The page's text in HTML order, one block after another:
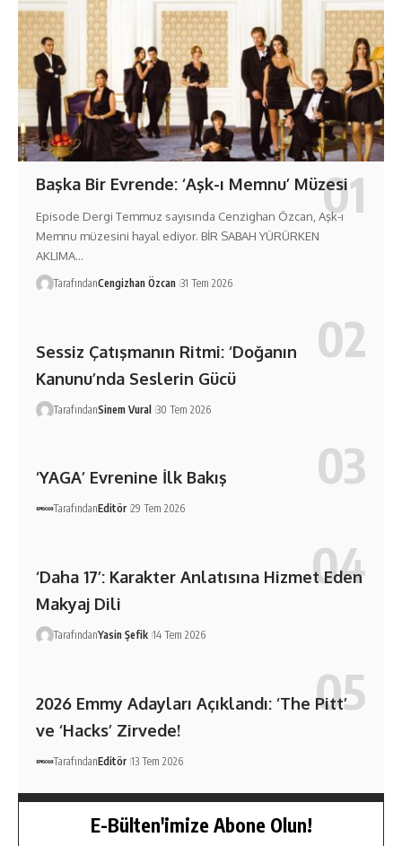
Başka Bir Evrende: ‘Aşk-ı Memnu’ Müzesi
Episode Dergi Temmuz sayısında Cenzighan Özcan, Aşk-ı
Memnu müzesini hayal ediyor. BİR SABAH YÜRÜRKEN
AKLIMA…
TarafındanCengizhan Özcan 31 Tem 2026
Sessiz Çatışmanın Ritmi: ‘Doğanın
Kanunu’nda Seslerin Gücü
TarafındanSinem Vural 30 Tem 2026
‘YAGA’ Evrenine İlk Bakış
TarafındanEditör 29 Tem 2026
‘Daha 17’: Karakter Anlatısına Hizmet Eden
Makyaj Dili
TarafındanYasin Şefik 14 Tem 2026
2026 Emmy Adayları Açıklandı: ‘The Pitt’
ve ‘Hacks’ Zirvede!
TarafındanEditör 13 Tem 2026
E-Bülten'imize Abone Olun!